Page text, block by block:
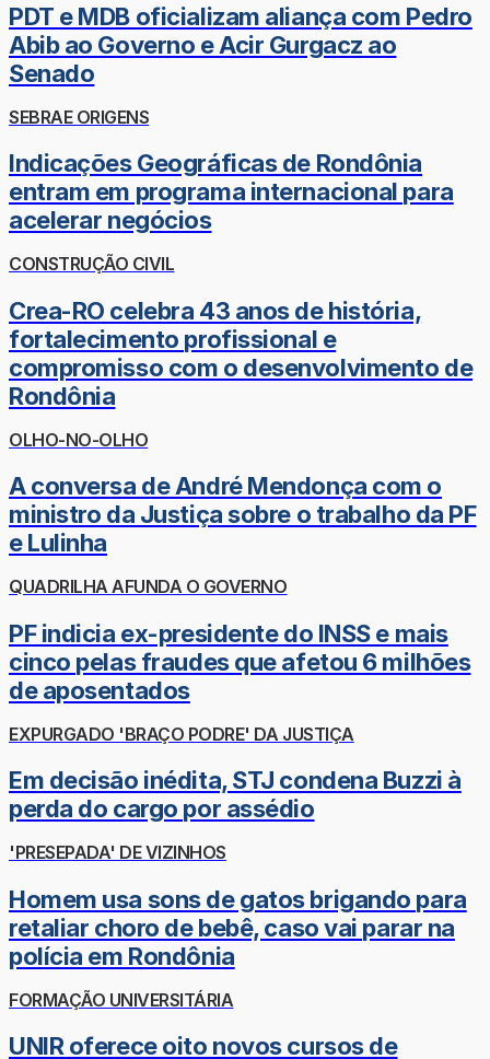
PDT e MDB oficializam aliança com Pedro
Abib ao Governo e Acir Gurgacz ao
Senado
SEBRAE ORIGENS
Indicações Geográficas de Rondônia
entram em programa internacional para
acelerar negócios
CONSTRUÇÃO CIVIL
Crea-RO celebra 43 anos de história,
fortalecimento profissional e
compromisso com o desenvolvimento de
Rondônia
OLHO-NO-OLHO
A conversa de André Mendonça com o
ministro da Justiça sobre o trabalho da PF
e Lulinha
QUADRILHA AFUNDA O GOVERNO
PF indicia ex-presidente do INSS e mais
cinco pelas fraudes que afetou 6 milhões
de aposentados
EXPURGADO 'BRAÇO PODRE' DA JUSTIÇA
Em decisão inédita, STJ condena Buzzi à
perda do cargo por assédio
'PRESEPADA' DE VIZINHOS
Homem usa sons de gatos brigando para
retaliar choro de bebê, caso vai parar na
polícia em Rondônia
FORMAÇÃO UNIVERSITÁRIA
UNIR oferece oito novos cursos de